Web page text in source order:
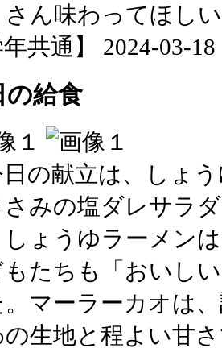
さん味わってほし
年共通】 2024-03-
の給食
の献立は、しょ
みの塩ダレサラ
しょうゆラーメン
たちも「おいし
。マーラーカオは
生地と程よい甘